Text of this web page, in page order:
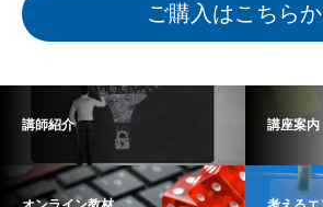
ご購入はこちら
講師紹介 講座案内